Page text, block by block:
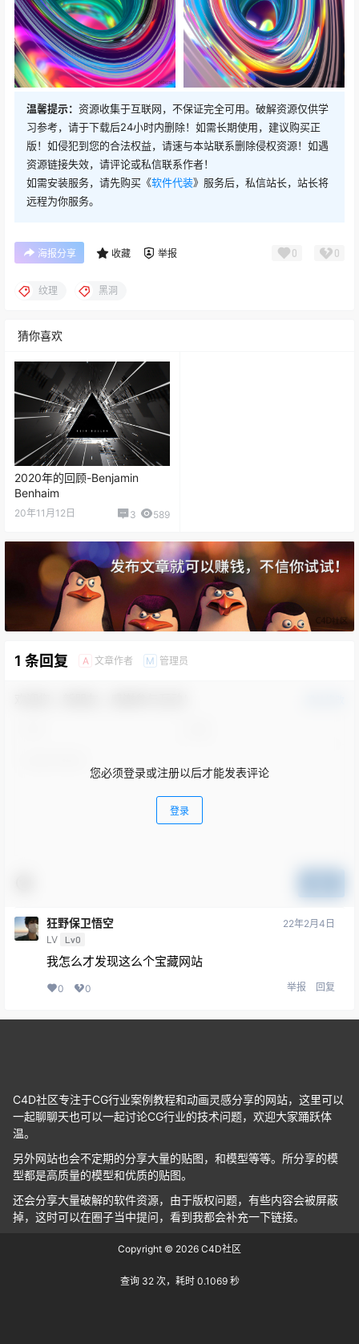
温馨提示： 资源收集于互联网，不保证完全可用。破解资源仅供学
习参考，请于下载后24小时内删除！如需长期使用，建议购买正
版！如侵犯到您的合法权益，请速与本站联系删除侵权资源！如遇
资源链接失效，请评论或私信联系作者！
如需安装服务，请先购买《软件代装》服务后，私信站长，站长将
远程为你服务。
海报分享 收藏 举报 0 0
纹理 黑洞
猜你喜欢
2020年的回顾-Benjamin
Benhaim
20年11月12日 3 589
1 条回复 A 文章作者 M 管理员
您必须登录或注册以后才能发表评论
登录
狂野保卫悟空
LV Lv0
22年2月4日
我怎么才发现这么个宝藏网站
0 0 举报 回复
C4D社区专注于CG行业案例教程和动画灵感分享的网站，这里可以
一起聊聊天也可以一起讨论CG行业的技术问题，欢迎大家踊跃体
温。
另外网站也会不定期的分享大量的贴图，和模型等等。所分享的模
型都是高质量的模型和优质的贴图。
还会分享大量破解的软件资源，由于版权问题，有些内容会被屏蔽
掉，这时可以在圈子当中提问，看到我都会补充一下链接。
Copyright © 2026 C4D社区
查询 32 次，耗时 0.1069 秒